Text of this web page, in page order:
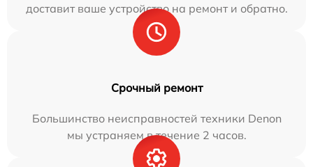
доставит ваше устройство на ремонт и обратно.
Срочный ремонт
Большинство неисправностей техники Denon
мы устраняем в течение 2 часов.